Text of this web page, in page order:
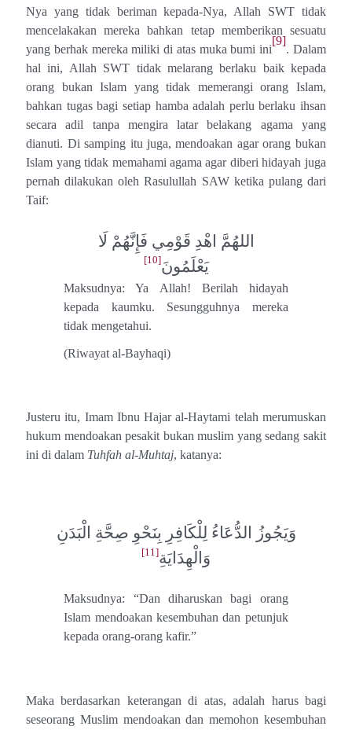
Nya yang tidak beriman kepada-Nya, Allah SWT tidak
mencelakakan mereka bahkan tetap memberikan sesuatu
yang berhak mereka miliki di atas muka bumi ini
[9]
. Dalam
hal ini, Allah SWT tidak melarang berlaku baik kepada
orang bukan Islam yang tidak memerangi orang Islam,
bahkan tugas bagi setiap hamba adalah perlu berlaku ihsan
secara adil tanpa mengira latar belakang agama yang
dianuti. Di samping itu juga, mendoakan agar orang bukan
Islam yang tidak memahami agama agar diberi hidayah juga
pernah dilakukan oleh Rasulullah SAW ketika pulang dari
Taif:
اللهُمَّ اهْدِ قَوْمِي فَإِنَّهُمْ لَا
يَعْلَمُونَ[10]
Maksudnya: Ya Allah! Berilah hidayah
kepada kaumku. Sesungguhnya mereka
tidak mengetahui.
(Riwayat al-Bayhaqi)
Justeru itu, Imam Ibnu Hajar al-Haytami telah merumuskan
hukum mendoakan pesakit bukan muslim yang sedang sakit
ini di dalam Tuhfah al-Muhtaj, katanya:
وَيَجُوزُ الدُّعَاءُ لِلْكَافِرِ بِنَحْوِ صِحَّةِ الْبَدَنِ
وَالْهِدَايَةِ[11]
Maksudnya: “Dan diharuskan bagi orang
Islam mendoakan kesembuhan dan petunjuk
kepada orang-orang kafir.”
Maka berdasarkan keterangan di atas, adalah harus bagi
seseorang Muslim mendoakan dan memohon kesembuhan